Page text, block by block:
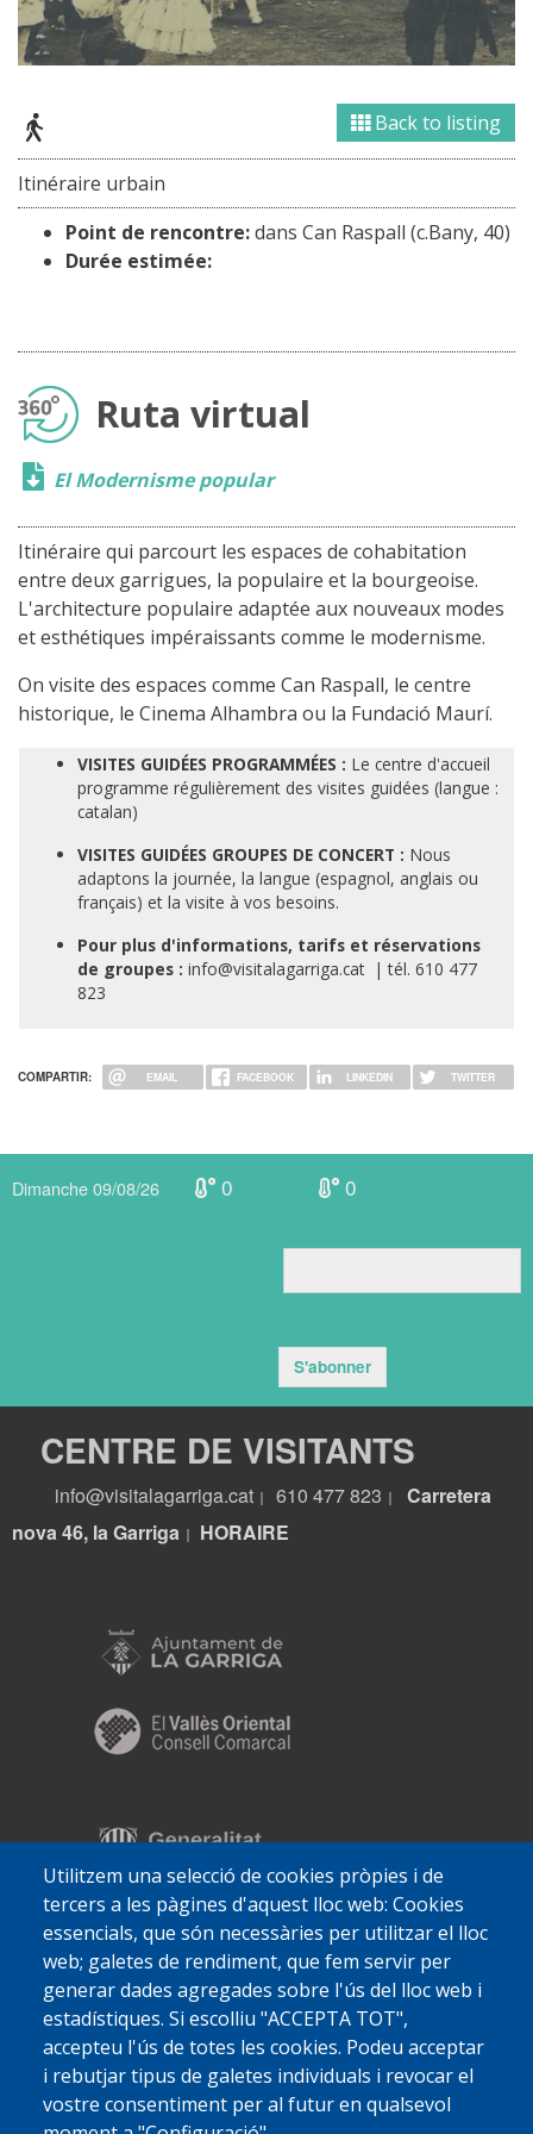
Back to listing
Itinéraire urbain
Point de rencontre:dans Can Raspall (c.Bany, 40)
Durée estimée:
Ruta virtual
El Modernisme popular
Itinéraire qui parcourt les espaces de cohabitation
entre deux garrigues, la populaire et la bourgeoise.
L'architecture populaire adaptée aux nouveaux modes
et esthétiques impéraissants comme le modernisme.
On visite des espaces comme Can Raspall, le centre
historique, le Cinema Alhambra ou la Fundació Maurí.
VISITES GUIDÉES PROGRAMMÉES : Le centre d'accueil
programme régulièrement des visites guidées (langue :
catalan)
VISITES GUIDÉES GROUPES DE CONCERT : Nous
adaptons la journée, la langue (espagnol, anglais ou
français) et la visite à vos besoins.
Pour plus d'informations, tarifs et réservations
de groupes : info@visitalagarriga.cat | tél. 610 477
823
COMPARTIR: EMAIL FACEBOOK LINKEDIN TWITTER
Utilitzem una selecció de cookies pròpies i de
tercers a les pàgines d'aquest lloc web: Cookies
essencials, que són necessàries per utilitzar el lloc
web; galetes de rendiment, que fem servir per
generar dades agregades sobre l'ús del lloc web i
estadístiques. Si escolliu "ACCEPTA TOT",
accepteu l'ús de totes les cookies. Podeu acceptar
i rebutjar tipus de galetes individuals i revocar el
vostre consentiment per al futur en qualsevol
Dimanche 09/08/26 0 0
S'abonner
CENTRE DE VISITANTS
info@visitalagarriga.cat 610 477 823
Carretera
nova 46, la Garriga
HORAIRE